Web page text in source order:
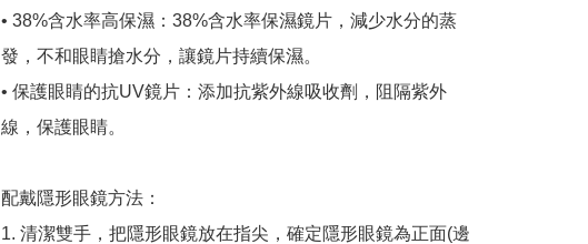
• 38%含水率高保濕：38%含水率保濕鏡片，減少水分的蒸
發，不和眼睛搶水分，讓鏡片持續保濕。
• 保護眼睛的抗UV鏡片：添加抗紫外線吸收劑，阻隔紫外
線，保護眼睛。
配戴隱形眼鏡方法：
1. 清潔雙手，把隱形眼鏡放在指尖，確定隱形眼鏡為正面(邊